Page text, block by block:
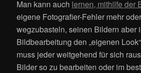
Man kann auch lernen, mithilfe der
eigene Fotografier-Fehler mehr
wegzubasteln, seinen Bildern aber
Bildbearbeitung den „eigenen
muss jeder weitgehend für sich
Bilder so zu bearbeiten oder im